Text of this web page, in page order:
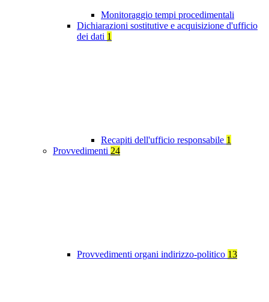
Monitoraggio tempi procedimentali
Dichiarazioni sostitutive e acquisizione d'ufficio
dei dati 1
Recapiti dell'ufficio responsabile 1
Provvedimenti 24
Provvedimenti organi indirizzo-politico 13